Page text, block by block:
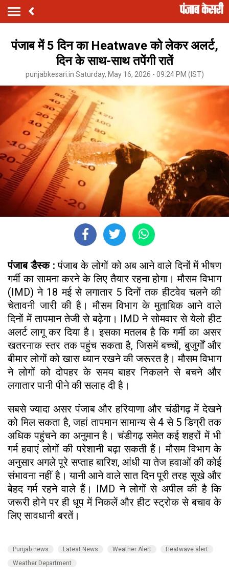
पंजाब में 5 दिन का Heatwave को लेकर अलर्ट,
दिन के साथ-साथ तपेंगी रातें
punjabkesari.in Saturday, May 16, 2026 - 09:24 PM (IST)
पंजाब डैस्क : पंजाब के लोगों को अब आने वाले दिनों में भीषण
गर्मी का सामना करने के लिए तैयार रहना होगा। मौसम विभाग
(IMD) ने 18 मई से लगातार 5 दिनों तक हीटवेव चलने की
चेतावनी जारी की है। मौसम विभाग के मुताबिक आने वाले
दिनों में तापमान तेजी से बढ़ेगा। IMD ने सोमवार से येलो हीट
अलर्ट लागू कर दिया है। इसका मतलब है कि गर्मी का असर
खतरनाक स्तर तक पहुंच सकता है, जिसमें बच्चों, बुजुर्गों और
बीमार लोगों को खास ध्यान रखने की जरूरत है। मौसम विभाग
ने लोगों को दोपहर के समय बाहर निकलने से बचने और
लगातार पानी पीने की सलाह दी है।
सबसे ज्यादा असर पंजाब और हरियाणा और चंडीगढ़ में देखने
को मिल सकता है, जहां तापमान सामान्य से 4 से 5 डिग्री तक
अधिक पहुंचने का अनुमान है। चंडीगढ़ समेत कई शहरों में भी
गर्म हवाएं लोगों की परेशानी बढ़ा सकती हैं। मौसम विभाग के
अनुसार अगले पूरे सप्ताह बारिश, आंधी या तेज हवाओं की कोई
संभावना नहीं है। यानी आने वाले सात दिन पूरी तरह सूखे और
बेहद गर्म रहने वाले हैं। IMD ने लोगों से अपील की है कि
जरूरी होने पर ही धूप में निकलें और हीट स्ट्रोक से बचाव के
लिए सावधानी बरतें।
Punjab news Latest News Weather Alert
Heatwave alert
Weather Department